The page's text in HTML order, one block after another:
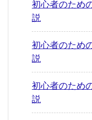
初心者のた
説
初心者のた
説
初心者のた
説